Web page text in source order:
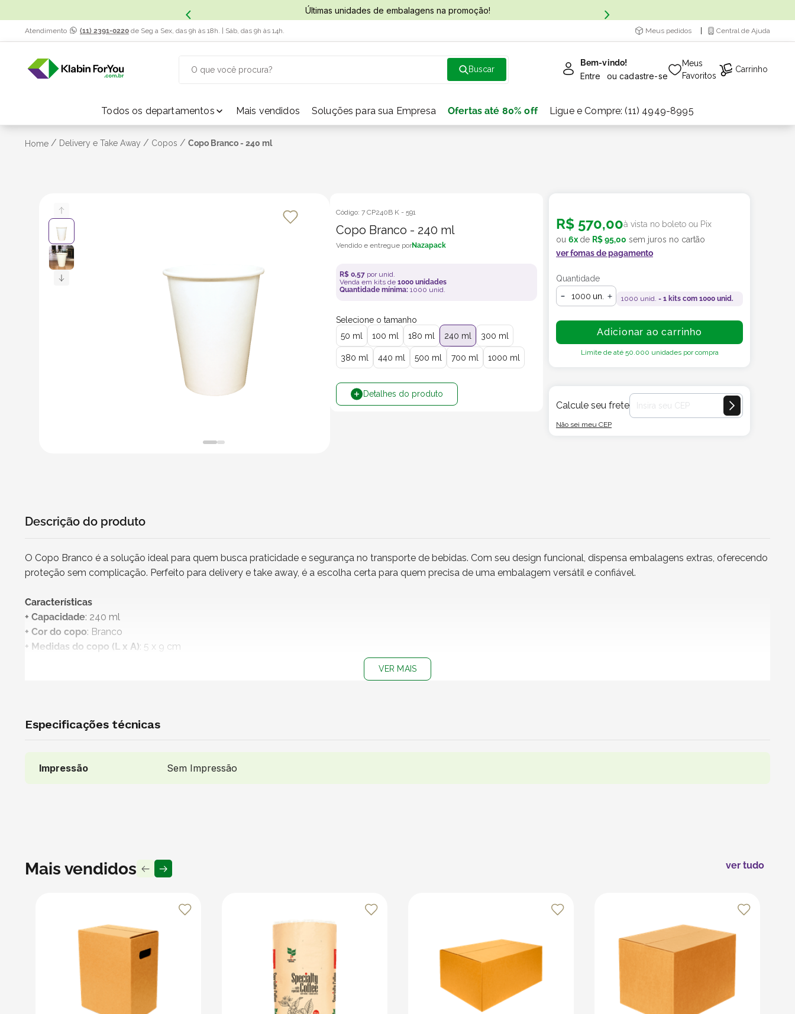
Últimas unidades de embalagens na promoção!
Atendimento (11) 2391-0220 de Seg a Sex, das 9h às 18h. | Sáb, das 9h às 14h. Meus pedidos Central de Ajuda
Bem-vindo!
Entre ou cadastre-se
Meus
Favoritos
Carrinho
Todos os departamentos Mais vendidos Soluções para sua Empresa Ofertas até 80% off Ligue e Compre: (11) 4949-8995
Home / Delivery e Take Away / Copos / Copo Branco - 240 ml
Código: 7 CP240B K - 591
Copo Branco - 240 ml
Nazapack
R$ 0,57 por unid.
Venda em kits de 1000 unidades
Quantidade mínima: 1000 unid.
Selecione o tamanho
50 ml
100 ml 180 ml 240 ml 300 ml
380 ml 440 ml 500 ml 700 ml 1000 ml
Detalhes do produto
R$ 570,00à vista no boleto ou Pix
ou 6x de R$95,00 sem juros no cartão
ver fomas de pagamento
Quantidade
un.
1000 unid. = 1 kits com 1000 unid.
Adicionar ao carrinho
Limite de até 50.000 unidades por compra
Calcule seu frete
Não sei meu CEP
Descrição do produto
O Copo Branco é a solução ideal para quem busca praticidade e segurança no transporte de bebidas. Com seu design funcional, dispensa embalagens extras, oferecendo
proteção sem complicação. Perfeito para delivery e take away, é a escolha certa para quem precisa de uma embalagem versátil e confiável.
Características
+ Capacidade: 240 ml
+ Cor do copo: Branco
+ Medidas do copo (L x A): 5 x 9 cm
+ Vendido e entregue por: Nazapack
É ideal para comportar uma variedade de bebidas, como sucos naturais, café, refrigerantes, milkshakes, smoothies e até mesmo chás gelados. Seu tamanho compacto é
VER MAIS
Especificações técnicas
Impressão Sem Impressão
Mais vendidos ver tudo
TERMOS MAIS BUSCADOS
1º caixa papelão
transporte